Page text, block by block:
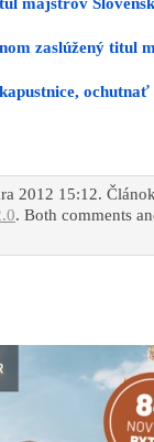
zaslúžený titul
ochutnať
2012 15:12.
. Both comments